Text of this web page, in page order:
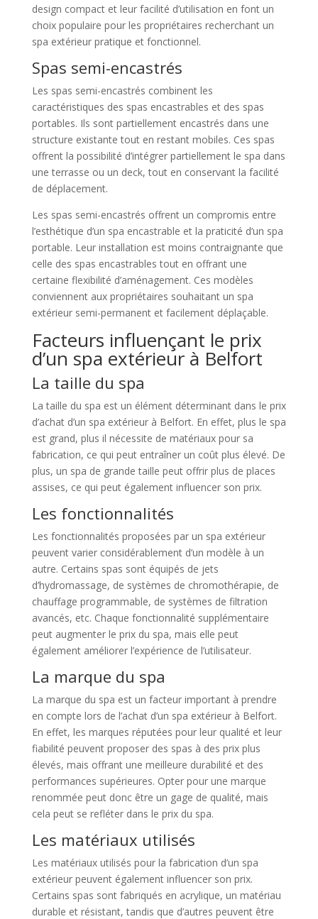
design compact et leur facilité d’utilisation en font un
choix populaire pour les propriétaires recherchant un
spa extérieur pratique et fonctionnel.
Spas semi-encastrés
Les spas semi-encastrés combinent les
caractéristiques des spas encastrables et des spas
portables. Ils sont partiellement encastrés dans une
structure existante tout en restant mobiles. Ces spas
offrent la possibilité d’intégrer partiellement le spa dans
une terrasse ou un deck, tout en conservant la facilité
de déplacement.
Les spas semi-encastrés offrent un compromis entre
l’esthétique d’un spa encastrable et la praticité d’un spa
portable. Leur installation est moins contraignante que
celle des spas encastrables tout en offrant une
certaine flexibilité d’aménagement. Ces modèles
conviennent aux propriétaires souhaitant un spa
extérieur semi-permanent et facilement déplaçable.
Facteurs influençant le prix
d’un spa extérieur à Belfort
La taille du spa
La taille du spa est un élément déterminant dans le prix
d’achat d’un spa extérieur à Belfort. En effet, plus le spa
est grand, plus il nécessite de matériaux pour sa
fabrication, ce qui peut entraîner un coût plus élevé. De
plus, un spa de grande taille peut offrir plus de places
assises, ce qui peut également influencer son prix.
Les fonctionnalités
Les fonctionnalités proposées par un spa extérieur
peuvent varier considérablement d’un modèle à un
autre. Certains spas sont équipés de jets
d’hydromassage, de systèmes de chromothérapie, de
chauffage programmable, de systèmes de filtration
avancés, etc. Chaque fonctionnalité supplémentaire
peut augmenter le prix du spa, mais elle peut
également améliorer l’expérience de l’utilisateur.
La marque du spa
La marque du spa est un facteur important à prendre
en compte lors de l’achat d’un spa extérieur à Belfort.
En effet, les marques réputées pour leur qualité et leur
fiabilité peuvent proposer des spas à des prix plus
élevés, mais offrant une meilleure durabilité et des
performances supérieures. Opter pour une marque
renommée peut donc être un gage de qualité, mais
cela peut se refléter dans le prix du spa.
Les matériaux utilisés
Les matériaux utilisés pour la fabrication d’un spa
extérieur peuvent également influencer son prix.
Certains spas sont fabriqués en acrylique, un matériau
durable et résistant, tandis que d’autres peuvent être